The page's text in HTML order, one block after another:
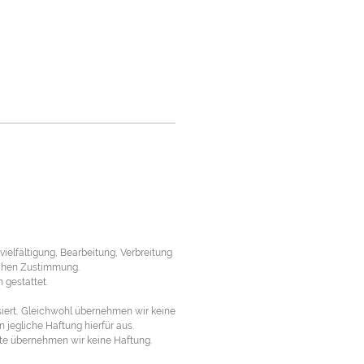
Bearbeitung, Verbreitung
Zustimmung.
gestattet.
Gleichwohl übernehmen wir keine
jegliche Haftung hierfür aus.
übernehmen wir keine Haftung.